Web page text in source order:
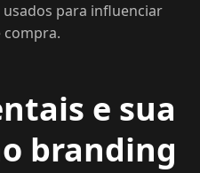
para influenciar
compra.
e sua
branding